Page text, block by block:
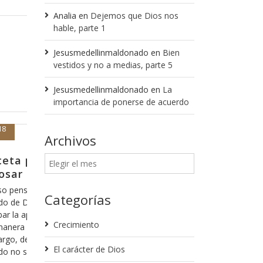
aferrado que simpatizante
favoritas en la Biblia es Proverbios
“El pueblo que no tiene visión, camina
es una de las cosas más fáciles de
las personas vienen en búsqueda de
un consejo, el hecho de saber si tienen
errantes
escoger
nuestro estilo de
Analia en Dejemos que Dios nos
hable, parte 1
Jesusmedellinmaldonado en Bien
vestidos y no a medias, parte 5
Jesusmedellinmaldonado en La
importancia de ponerse de acuerdo
Archivos
Categorías
Crecimiento
El carácter de Dios